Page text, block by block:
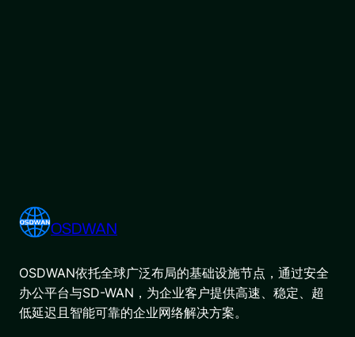
OSDWAN
OSDWAN依托全球广泛布局的基础设施节点，通过安全
办公平台与SD-WAN，为企业客户提供高速、稳定、超
低延迟且智能可靠的企业网络解决方案。